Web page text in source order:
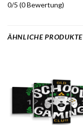
0/5 (0 Bewertung)
ÄHNLICHE PRODUKTE